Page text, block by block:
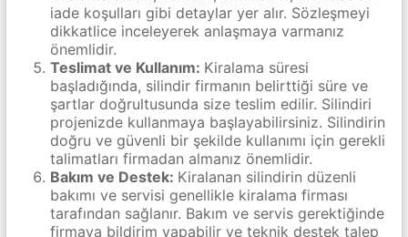
iade koşulları gibi detaylar yer alır. Sözleşmeyi
dikkatlice inceleyerek anlaşmaya varmanız
önemlidir.
Teslimat ve Kullanım: Kiralama süresi
başladığında, silindir firmanın belirttiği süre ve
şartlar doğrultusunda size teslim edilir. Silindiri
projenizde kullanmaya başlayabilirsiniz. Silindirin
doğru ve güvenli bir şekilde kullanımı için gerekli
talimatları firmadan almanız önemlidir.
Bakım ve Destek: Kiralanan silindirin düzenli
bakımı ve servisi genellikle kiralama firması
tarafından sağlanır. Bakım ve servis gerektiğinde
firmaya bildirim yapabilir ve teknik destek talep